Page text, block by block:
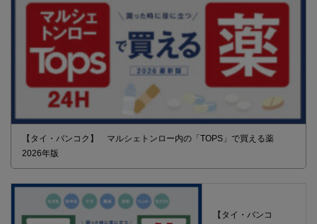
【タイ・バンコク】 マルシェトンロー内の「TOPS」で買える薬
2026年版
【タイ・バンコ